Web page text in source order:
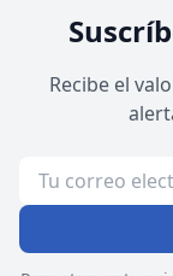
Recibe el